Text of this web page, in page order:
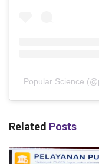
Popular Science (@
Related Posts